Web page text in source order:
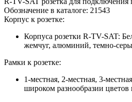
Обозначение в каталоге: 21543
Корпус к розетке:
Корпуса розетки R-TV-SAT:
жемчуг, алюминий, темно-
Рамки к розетке:
1-местная, 2-местная, 3-
широком разнообразии цветов